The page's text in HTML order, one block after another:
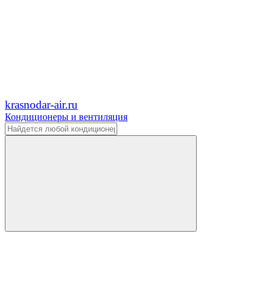
krasnodar-air.ru
Кондиционеры и вентиляция